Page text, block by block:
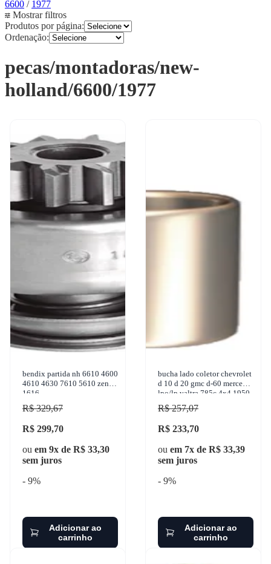
6600 / 1977
Mostrar filtros
Produtos por página:
Ordenação:
pecas/montadoras/new-
holland/6600/1977
bendix partida nh 6610 4600
4610 4630 7610 5610 zen
1616
R$ 329,67
R$ 299,70
ou em 9x de R$ 33,30
sem juros
- 9%
Adicionar ao
carrinho
bucha lado coletor chevrolet
d 10 d 20 gmc d-60 mercedes
lpo/lp valtra 785c 4x4 1950-
1994 sulcarbon - sc084-std
R$ 257,07
R$ 233,70
ou em 7x de R$ 33,39
sem juros
- 9%
Adicionar ao
carrinho